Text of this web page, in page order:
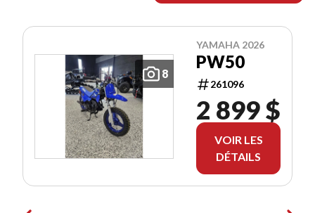
8
YAMAHA 2026
PW50
261096
2 899 $
VOIR LES
DÉTAILS